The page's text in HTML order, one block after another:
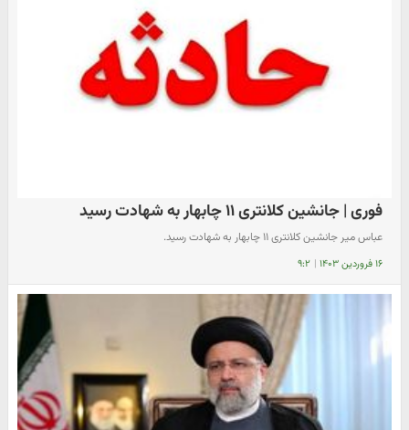
فوری | جانشین کلانتری ۱۱ چابهار به شهادت رسید
عباس میر جانشین کلانتری ۱۱ چابهار به شهادت رسید.
۱۶ فروردین ۱۴۰۳ | ۹:۲